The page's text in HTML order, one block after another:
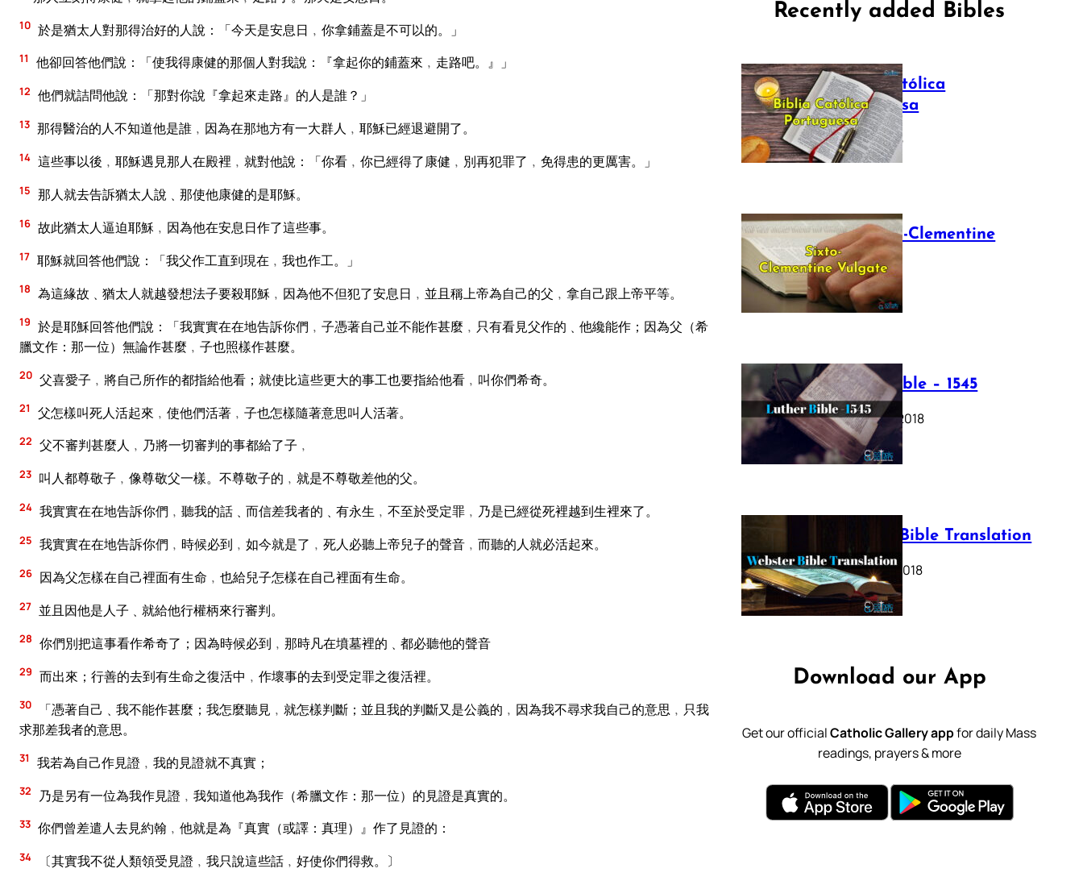
10 於是猶太人對那得治好的人說：「今天是安息日﹐你拿鋪蓋是不可以的。」
11 他卻回答他們說：「使我得康健的那個人對我說：『拿起你的鋪蓋來﹐走路吧。』」
12 他們就詰問他說：「那對你說『拿起來走路』的人是誰？」
13 那得醫治的人不知道他是誰﹐因為在那地方有一大群人﹐耶穌已經退避開了。
14 這些事以後﹐耶穌遇見那人在殿裡﹐就對他說：「你看﹐你已經得了康健﹐別再犯罪了﹐免得患的更厲害。」
15 那人就去告訴猶太人說﹑那使他康健的是耶穌。
16 故此猶太人逼迫耶穌﹐因為他在安息日作了這些事。
17 耶穌就回答他們說：「我父作工直到現在﹐我也作工。」
18 為這緣故﹑猶太人就越發想法子要殺耶穌﹐因為他不但犯了安息日﹐並且稱上帝為自己的父﹐拿自己跟上帝平等。
19 於是耶穌回答他們說：「我實實在在地告訴你們﹐子憑著自己並不能作甚麼﹐只有看見父作的﹑他纔能作；因為父（希
臘文作：那一位）無論作甚麼﹐子也照樣作甚麼。
20 父喜愛子﹐將自己所作的都指給他看；就使比這些更大的事工也要指給他看﹐叫你們希奇。
21 父怎樣叫死人活起來﹐使他們活著﹐子也怎樣隨著意思叫人活著。
22 父不審判甚麼人﹐乃將一切審判的事都給了子﹐
23 叫人都尊敬子﹐像尊敬父一樣。不尊敬子的﹐就是不尊敬差他的父。
24 我實實在在地告訴你們﹐聽我的話﹑而信差我者的﹑有永生﹐不至於受定罪﹐乃是已經從死裡越到生裡來了。
25 我實實在在地告訴你們﹐時候必到﹐如今就是了﹐死人必聽上帝兒子的聲音﹐而聽的人就必活起來。
26 因為父怎樣在自己裡面有生命﹐也給兒子怎樣在自己裡面有生命。
27 並且因他是人子﹑就給他行權柄來行審判。
28 你們別把這事看作希奇了；因為時候必到﹐那時凡在墳墓裡的﹑都必聽他的聲音
29 而出來；行善的去到有生命之復活中﹐作壞事的去到受定罪之復活裡。
30
「憑著自己﹑我不能作甚麼；我怎麼聽見﹐就怎樣判斷；並且我的判斷又是公義的﹐因為我不尋求我自己的意思﹐只我
求那差我者的意思。
31 我若為自己作見證﹐我的見證就不真實；
32 乃是另有一位為我作見證﹐我知道他為我作（希臘文作：那一位）的見證是真實的。
33 你們曾差遣人去見約翰﹐他就是為『真實（或譯：真理）』作了見證的：
34 〔其實我不從人類領受見證﹐我只說這些話﹐好使你們得救。〕
Recently added Bibles
Bíblia Católica
Portuguesa
July 16, 2025
The Sixto-Clementine
Vulgate
July 12, 2025
Luther Bible – 1545
October 17, 2018
Webster Bible Translation
October 11, 2018
Download our App
Get our officialCatholic Gallery appfor daily Mass
readings, prayers & more